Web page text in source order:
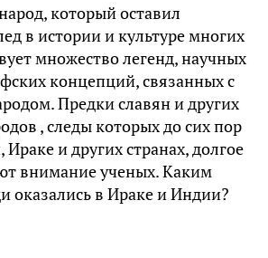
который оставил
в истории и культуре многих
множество легенд, научных
концепций, связанных с
Предки славян и других
, следы которых до сих пор
и других странах, долгое
внимание ученых. Каким
оказались в Ираке и Индии?